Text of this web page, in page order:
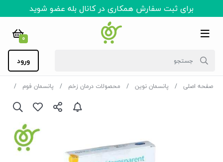
برای ثبت سفارش همکاری در کانال بله عضو شوید
0
ورود
صفحه اصلی پانسمان نوین محصولات درمان زخم پانسمان فوم